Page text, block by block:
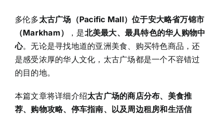
多伦多太古广场（Pacific Mall）位于安大略省万锦市
（Markham）
，是北美最大、最具特色的华人购物中
心。无论是寻找地道的亚洲美食、购买特色商品，还
是感受浓厚的华人文化，太古广场都是一个不容错过
的目的地。
本篇文章将详细介绍太古广场的商店分布、美食推
荐、购物攻略、停车指南、以及周边租房和生活信